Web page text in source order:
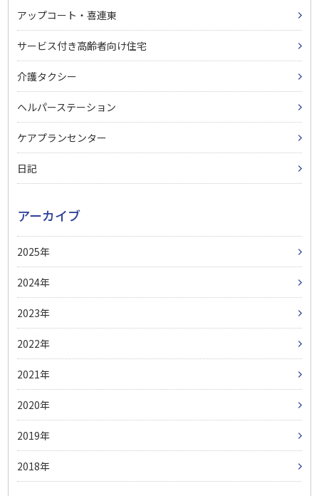
アップコート・喜連東
サービス付き高齢者向け住宅
介護タクシー
ヘルパーステーション
ケアプランセンター
日記
アーカイブ
2025
2024
2023
2022
2021
2020
2019
2018